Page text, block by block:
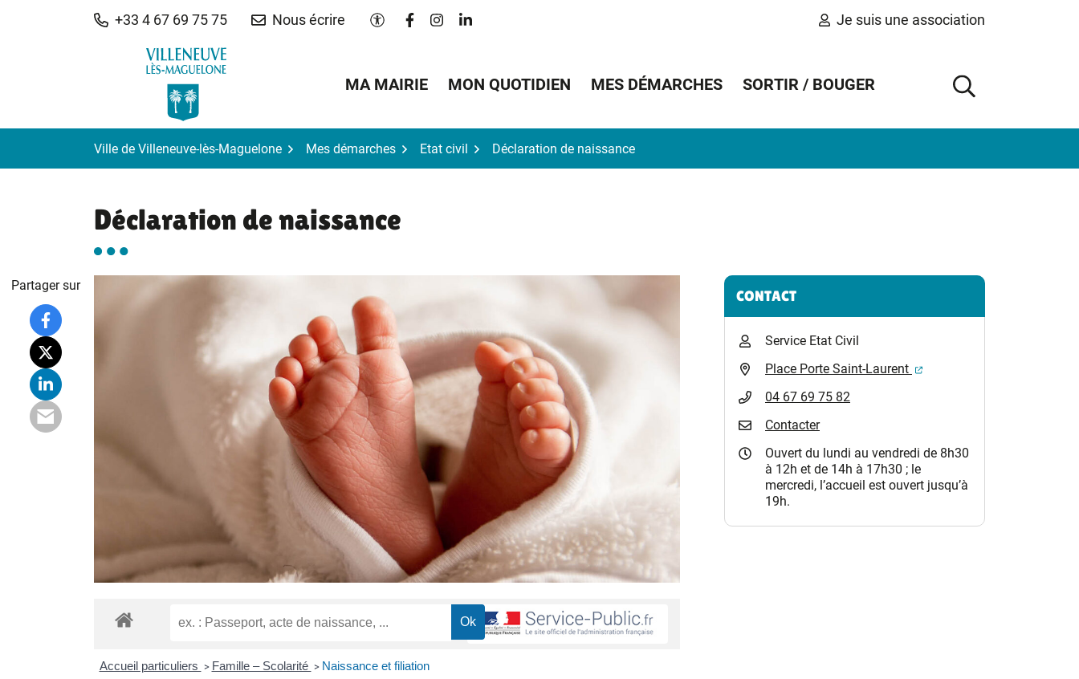
+33 4 67 69 75 75 Nous écrire Paramètres d'accessibilité
Lien vers le compte Facebook
Lien vers le compte Instagram
Lien vers le compte Linkedin Je suis une association
MA MAIRIE MON QUOTIDIEN MES DÉMARCHES SORTIR / BOUGER
AFFICHER
Ville de Villeneuve-lès-Maguelone Mes démarches Etat civil Déclaration de naissance
Déclaration de naissance
Accueil particuliers > Famille – Scolarité > Naissance et filiation
Partager sur Informations complémentaires
CONTACT
Service Etat Civil
Place Porte Saint-Laurent
(ouverture dans un nouvel
04 67 69 75 82
Contacter
Ouvert du lundi au vendredi de 8h30
à 12h et de 14h à 17h30 ; le
mercredi, l’accueil est ouvert jusqu’à
19h.